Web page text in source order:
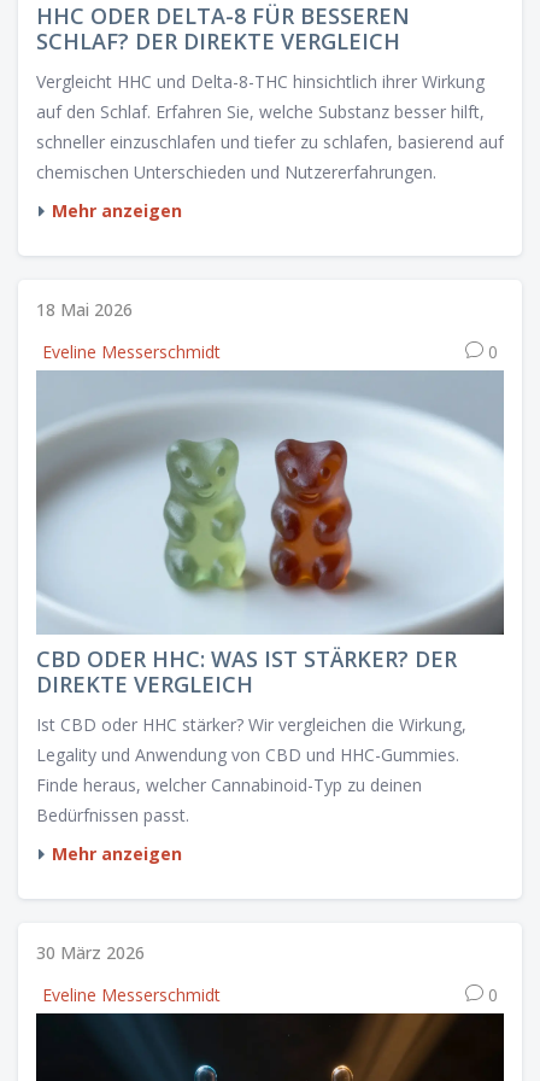
HHC ODER DELTA-8 FÜR BESSEREN
SCHLAF? DER DIREKTE VERGLEICH
Vergleicht HHC und Delta-8-THC hinsichtlich ihrer Wirkung
auf den Schlaf. Erfahren Sie, welche Substanz besser hilft,
schneller einzuschlafen und tiefer zu schlafen, basierend auf
chemischen Unterschieden und Nutzererfahrungen.
Mehr anzeigen
18 Mai 2026
Eveline Messerschmidt
0
CBD ODER HHC: WAS IST STÄRKER? DER
DIREKTE VERGLEICH
Ist CBD oder HHC stärker? Wir vergleichen die Wirkung,
Legality und Anwendung von CBD und HHC-Gummies.
Finde heraus, welcher Cannabinoid-Typ zu deinen
Bedürfnissen passt.
Mehr anzeigen
30 März 2026
Eveline Messerschmidt
0